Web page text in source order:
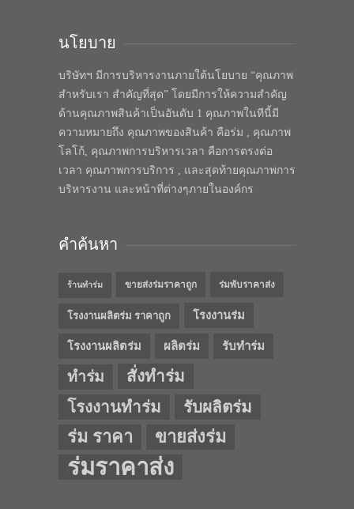
นโยบาย
บริษัทฯ มีการบริหารงานภายใต้นโยบาย “คุณภาพ
สำหรับเรา สำคัญที่สุด” โดยมีการให้ความสำคัญ
ด้านคุณภาพสินค้าเป็นอันดับ 1 คุณภาพในทีนี้มี
ความหมายถึง คุณภาพของสินค้า คือร่ม , คุณภาพ
โลโก้, คุณภาพการบริหารเวลา คือการตรงต่อ
เวลา คุณภาพการบริการ , และสุดท้ายคุณภาพการ
บริหารงาน และหน้าที่ต่างๆภายในองค์กร
คำค้นหา
ร้านทำร่ม ขายส่งร่มราคาถูก ร่มพับราคาส่ง
โรงงานผลิตร่ม ราคาถูก โรงงานร่ม
โรงงานผลิตร่ม ผลิตร่ม รับทำร่ม
ทำร่ม
สั่งทำร่ม
โรงงานทำร่ม
รับผลิตร่ม
ร่ม ราคา ขายส่งร่ม
ร่มราคาส่ง